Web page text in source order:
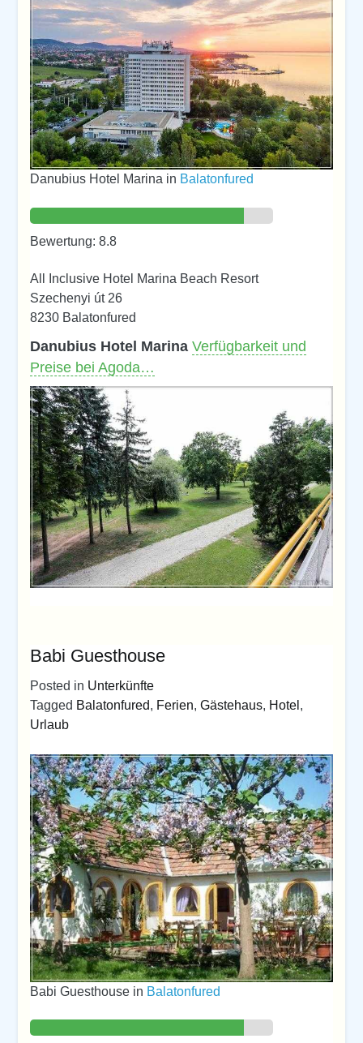
Danubius Hotel Marina in Balatonfured
Bewertung: 8.8
All Inclusive Hotel Marina Beach Resort
Szechenyi út 26
8230 Balatonfured
Danubius Hotel MarinaVerfügbarkeit und
Preise bei Agoda…
Babi Guesthouse
Posted in Unterkünfte
Tagged Balatonfured, Ferien,Gästehaus, Hotel ,
Urlaub
Babi Guesthouse in Balatonfured